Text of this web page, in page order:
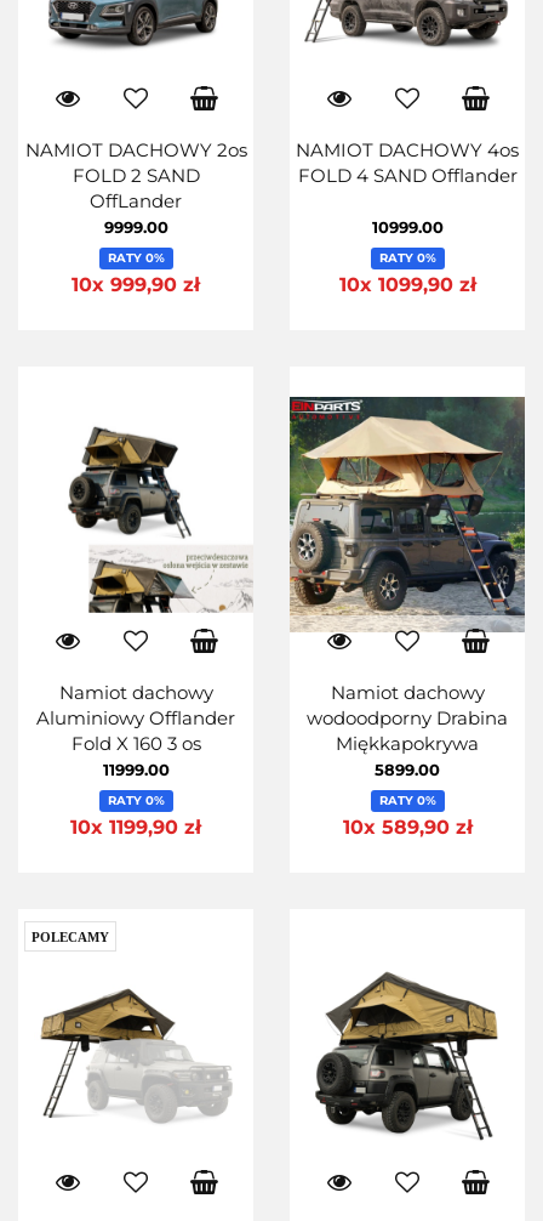
NAMIOT DACHOWY 2os
FOLD 2 SAND
OffLander
9999.00
RATY 0%
10x 999,90 zł
NAMIOT DACHOWY 4os
FOLD 4 SAND Offlander
10999.00
RATY 0%
10x 1099,90 zł
Namiot dachowy
Aluminiowy Offlander
Fold X 160 3 os
11999.00
RATY 0%
10x 1199,90 zł
Namiot dachowy
wodoodporny Drabina
Miękkapokrywa
5899.00
RATY 0%
10x 589,90 zł
POLECAMY